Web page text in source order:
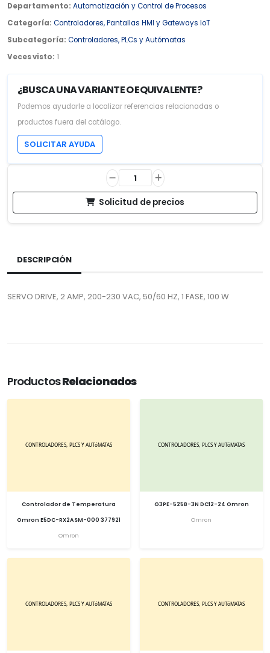
Departamento: Automatización y Control de Procesos
Categoría: Controladores, Pantallas HMI y Gateways IoT
Subcategoría: Controladores, PLCs y Autómatas
Veces visto: 1
¿BUSCA UNA VARIANTE O EQUIVALENTE?
Podemos ayudarle a localizar referencias relacionadas o
productos fuera del catálogo.
SOLICITAR AYUDA
Solicitud de precios
DESCRIPCIÓN
SERVO DRIVE, 2 AMP, 200-230 VAC, 50/60 HZ, 1 FASE, 100 W
ProductosRelacionados
Controlador de Temperatura
Omron E5DC-RX2ASM-000 377921
Omron
G3PE-525B-3N DC12-24 Omron
Omron